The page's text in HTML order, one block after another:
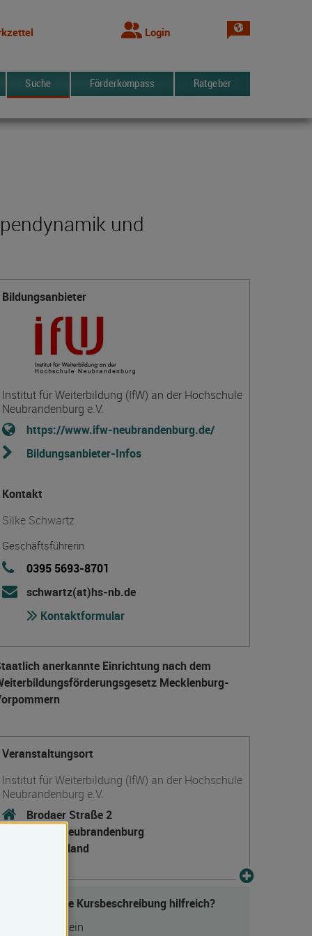
Login Sprache
Suche Förderkompass Ratgeber
und
Bildungsanbieter
Institut für Weiterbildung (IfW) an der Hochschule
Neubrandenburg e.V.
https://www.ifw-neubrandenburg.de/
Bildungsanbieter-Infos
Kontakt
Silke Schwartz
Geschäftsführerin
0395 5693-8701
schwartz(at)hs-nb.de
Kontaktformular
anerkannte Einrichtung nach dem
Mecklenburg-
Veranstaltungsort
Institut für Weiterbildung (IfW) an der Hochschule
Neubrandenburg e.V.
Brodaer Straße 2
17033 Neubrandenburg
Deutschland
Fanden Sie die Kursbeschreibung hilfreich?
Nein